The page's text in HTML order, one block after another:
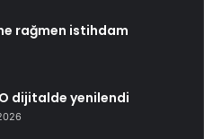
rağmen istihdam
dijitalde yenilendi